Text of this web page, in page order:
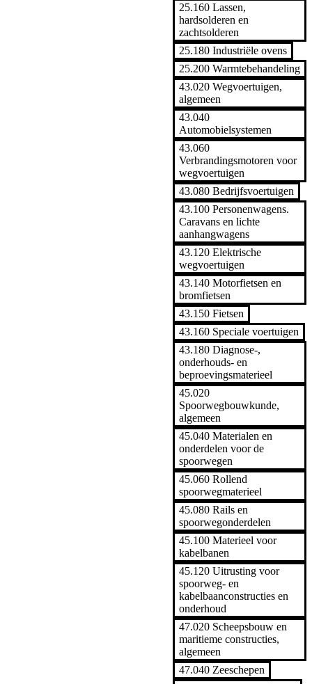
25.160 Lassen,
hardsolderen en
zachtsolderen
25.180 Industriële ovens
25.200 Warmtebehandeling
43.020 Wegvoertuigen,
algemeen
43.040
Automobielsystemen
43.060
Verbrandingsmotoren voor
wegvoertuigen
43.080 Bedrijfsvoertuigen
43.100 Personenwagens.
Caravans en lichte
aanhangwagens
43.120 Elektrische
wegvoertuigen
43.140 Motorfietsen en
bromfietsen
43.150 Fietsen
43.160 Speciale voertuigen
43.180 Diagnose-,
onderhouds- en
beproevingsmaterieel
45.020
Spoorwegbouwkunde,
algemeen
45.040 Materialen en
onderdelen voor de
spoorwegen
45.060 Rollend
spoorwegmaterieel
45.080 Rails en
spoorwegonderdelen
45.100 Materieel voor
kabelbanen
45.120 Uitrusting voor
spoorweg- en
kabelbaanconstructies en
onderhoud
47.020 Scheepsbouw en
maritieme constructies,
algemeen
47.040 Zeeschepen